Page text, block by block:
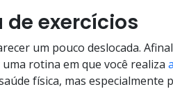
exercícios
um pouco deslocada.
rotina em que você realiza
física, mas especialmente